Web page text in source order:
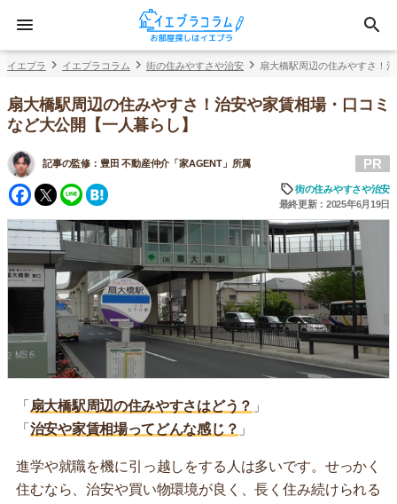
イエプラ イエプラコラム 街の住みやすさや治安 扇大橋駅周辺の住みやすさ！
扇大橋駅周辺の住みやすさ！治安や家賃相場・口コミ
など大公開【一人暮らし】
記事の監修： 豊田 不動産仲介「家AGENT」所属
Facebook
Twitter
Line
PR
街の住みやすさや治安
最終更新：2025年6月19日
「 扇大橋駅周辺の住みやすさはどう？ 」
「 治安や家賃相場ってどんな感じ？ 」
進学や就職を機に引っ越しをする人は多いです。せっかく
住むなら、治安や買い物環境が良く、長く住み続けられる